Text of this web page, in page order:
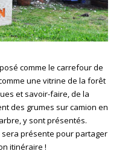
comme le carrefour de
une vitrine de la forêt
et savoir-faire, de la
des grumes sur camion en
y sont présentés.
sera présente pour partager
itinéraire !